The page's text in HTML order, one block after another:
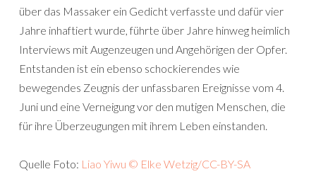
über das Massaker ein Gedicht verfasste und dafür vier
Jahre inhaftiert wurde, führte über Jahre hinweg heimlich
Interviews mit Augenzeugen und Angehörigen der Opfer.
Entstanden ist ein ebenso schockierendes wie
bewegendes Zeugnis der unfassbaren Ereignisse vom 4.
Juni und eine Verneigung vor den mutigen Menschen, die
für ihre Überzeugungen mit ihrem Leben einstanden.
Quelle Foto: Liao Yiwu © Elke Wetzig/CC-BY-SA